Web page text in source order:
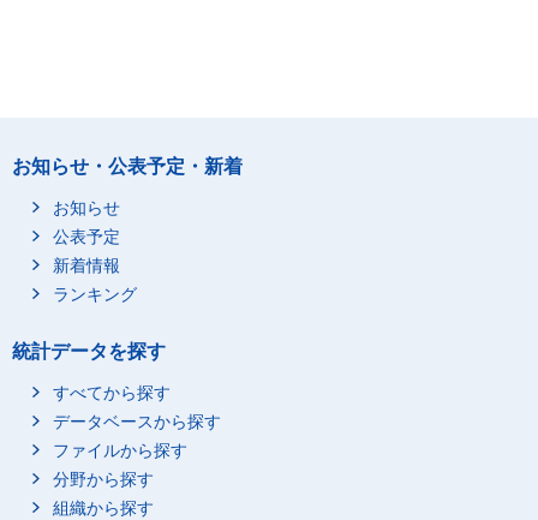
お知らせ・公表予定・新着
お知らせ
公表予定
新着情報
ランキング
統計データを探す
すべてから探す
データベースから探す
ファイルから探す
分野から探す
組織から探す